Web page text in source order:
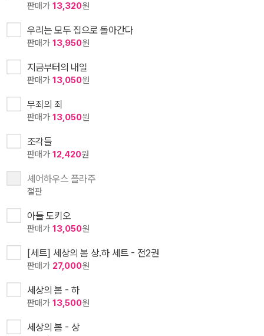
판매가 13,320원
우리는 모두 집으로 돌아간다
판매가 13,950원
지금부터의 내일
판매가 13,050원
무죄의 죄
판매가 13,050원
조각들
판매가 12,420원
셰어하우스 플라주
절판
아들 도키오
판매가 13,050원
[세트] 세상의 봄 상.하 세트 - 전2권
판매가 27,000원
세상의 봄 - 하
판매가 13,500원
세상의 봄 - 상